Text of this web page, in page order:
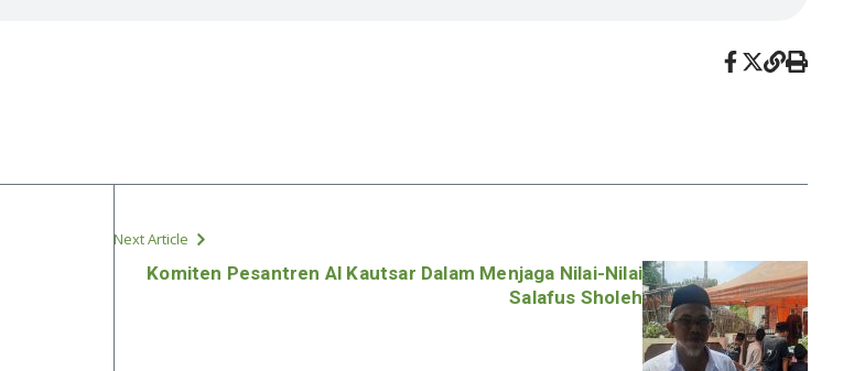
Next Article
Komiten Pesantren Al Kautsar Dalam Menjaga Nilai-Nilai
Salafus Sholeh